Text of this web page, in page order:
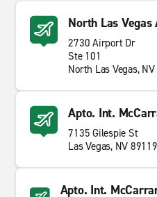
North Las
2730 Airport Dr
Ste 101
North Las Vegas,
Apto. Int.
7135 Gilespie St
Las Vegas, NV 89119
Apto. Int.